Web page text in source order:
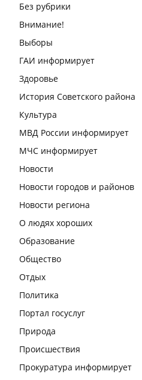
Без рубрики
Внимание!
Выборы
ГАИ информирует
Здоровье
История Советского района
Культура
МВД России информирует
МЧС информирует
Новости
Новости городов и районов
Новости региона
О людях хороших
Образование
Общество
Отдых
Политика
Портал госуслуг
Природа
Происшествия
Прокуратура информирует